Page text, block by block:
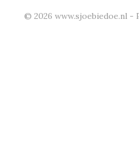
© 2026 www.sjoebiedoe.nl -